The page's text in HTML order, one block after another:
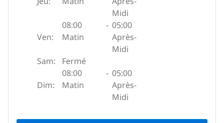
Midi
Ven:
08:00
Matin
- 05:00
Après-
Midi
Sam:
Fermé
Dim:
08:00
Matin
- 05:00
Après-
Midi